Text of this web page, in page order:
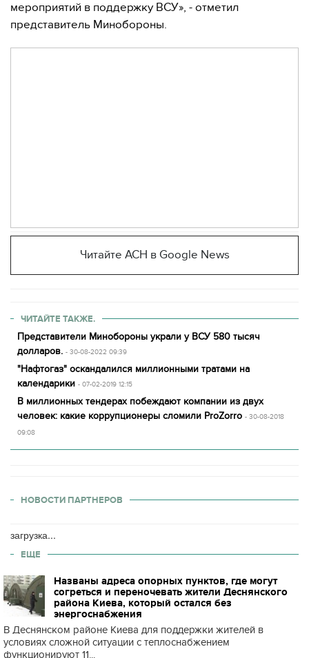
мероприятий в поддержку ВСУ», - отметил
представитель Минобороны.
Читайте АСН в Google News
ЧИТАЙТЕ ТАКЖЕ.
Представители Минобороны украли у ВСУ 580 тысяч
долларов. - 30-08-2022 09:39
"Нафтогаз" оскандалился миллионными тратами на
календарики - 07-02-2019 12:15
В миллионных тендерах побеждают компании из двух
человек: какие коррупционеры сломили ProZorro - 30-08-2018
09:08
НОВОСТИ ПАРТНЕРОВ
загрузка...
ЕЩЕ
Названы адреса опорных пунктов, где могут
согреться и переночевать жители Деснянского
района Киева, который остался без
энергоснабжения
В Деснянском районе Киева для поддержки жителей в
условиях сложной ситуации с теплоснабжением
функционируют 11...